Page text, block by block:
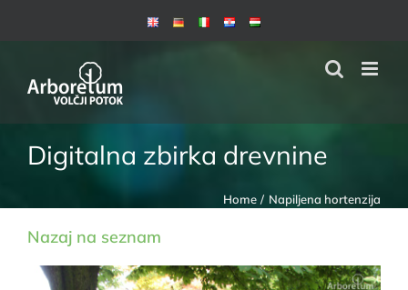
Digitalna zbirka drevnine
Home Napiljena hortenzija
Nazaj na seznam